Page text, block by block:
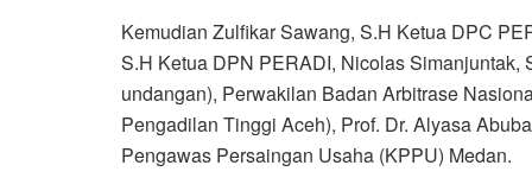
Kemudian Zulfikar Sawang, S.H Ketua DPC
S.H Ketua DPN PERADI, Nicolas
undangan), Perwakilan Badan Arbitrase
Pengadilan Tinggi Aceh), Prof. Dr. Alyasa
Pengawas Persaingan Usaha (KPPU) Medan.